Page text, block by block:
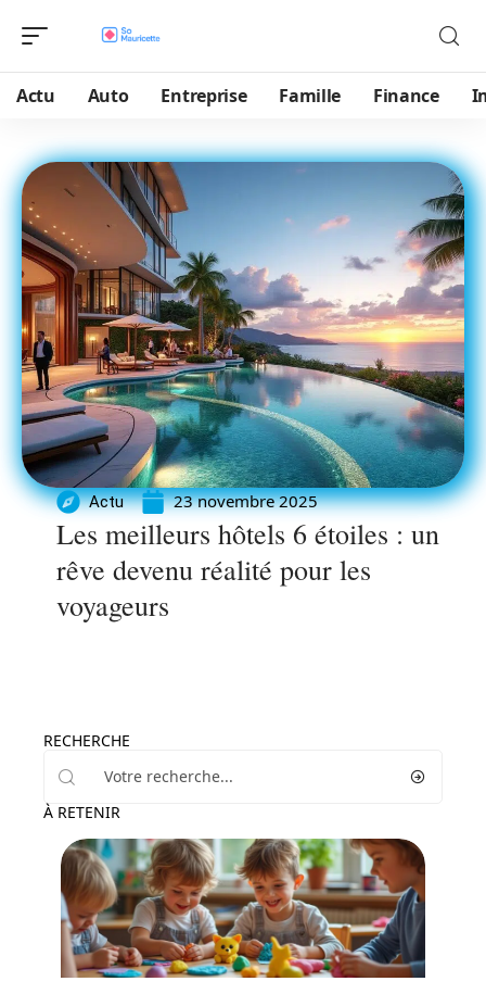
Actu Auto Entreprise Famille Finance
Actu 23 novembre 2025
Les meilleurs hôtels 6 étoiles : un
rêve devenu réalité pour les
voyageurs
RECHERCHE
À RETENIR
Famille